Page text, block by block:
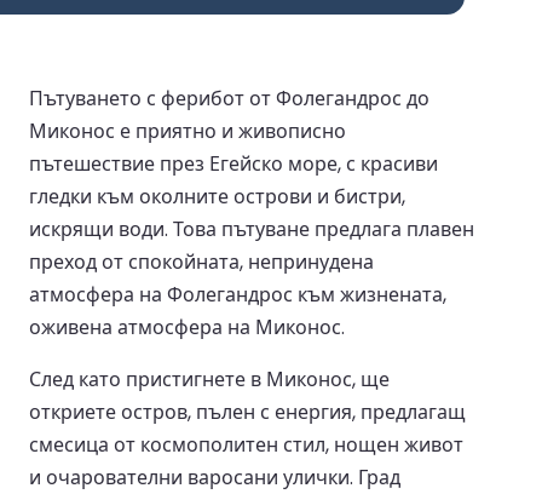
Пътуването с ферибот от Фолегандрос до
Миконос е приятно и живописно
пътешествие през Егейско море, с красиви
гледки към околните острови и бистри,
искрящи води. Това пътуване предлага плавен
преход от спокойната, непринудена
атмосфера на Фолегандрос към жизнената,
оживена атмосфера на Миконос.
След като пристигнете в Миконос, ще
откриете остров, пълен с енергия, предлагащ
смесица от космополитен стил, нощен живот
и очарователни варосани улички. Град